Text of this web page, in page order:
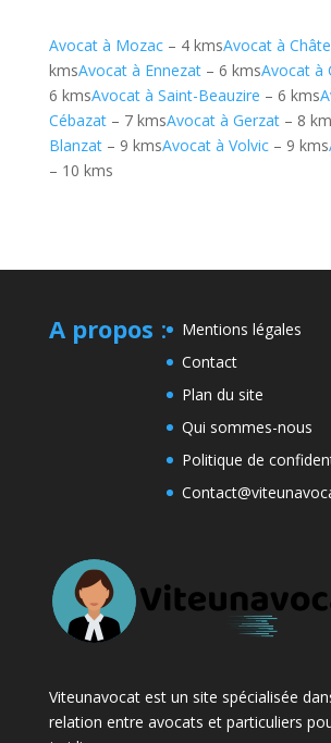
Avocat à Mozac– 4 kmsAvocat à
kmsAvocat à Ennezat– 6 kmsAvocat à
6 kmsAvocat à Saint-Beauzire – 6 kms
Cébazat– 7 kmsAvocat à Gerzat– 8
Blanzat– 9 kmsAvocat à Volvic– 9 kms
– 10 kms
A propos :
Mentions légales
Contact
Plan du site
Qui sommes-nous
Politique de
Viteunavocat est un site spécialisée
relation entre avocats et particuliers